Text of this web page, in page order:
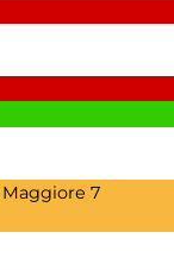
7